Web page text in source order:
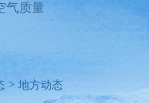
气质量
>地方动态